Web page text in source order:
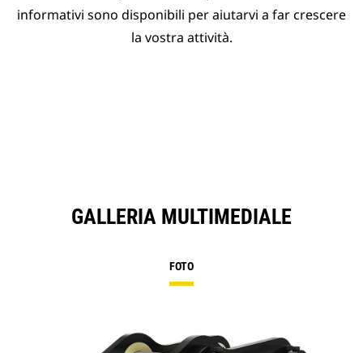
informativi sono disponibili per aiutarvi a far crescere
la vostra attività.
GALLERIA MULTIMEDIALE
FOTO